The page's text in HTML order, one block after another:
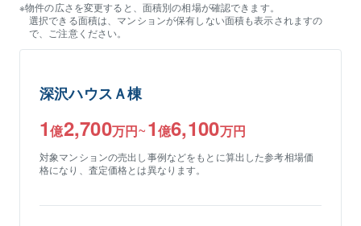
物件の広さを変更すると、面積別の相場が確認できます。
選択できる面積は、マンションが保有しない面積も表示されますの
で、ご注意ください。
深沢ハウスＡ棟
1億2,700万円~1億6,100万円
対象マンションの売出し事例などをもとに算出した参考相場価
格になり、査定価格とは異なります。